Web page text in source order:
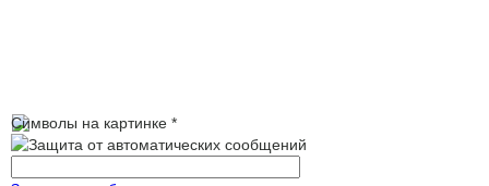
Символы на картинке *